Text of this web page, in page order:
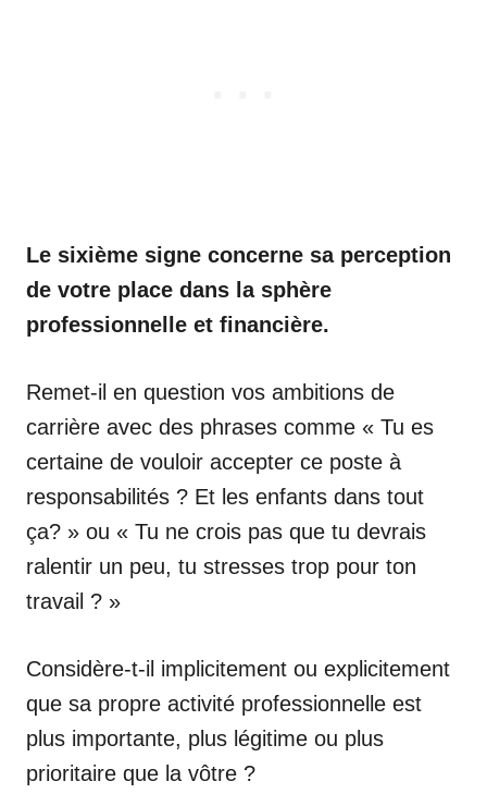
Le sixième signe concerne sa perception
de votre place dans la sphère
professionnelle et financière.
Remet-il en question vos ambitions de
carrière avec des phrases comme « Tu es
certaine de vouloir accepter ce poste à
responsabilités ? Et les enfants dans tout
ça? » ou « Tu ne crois pas que tu devrais
ralentir un peu, tu stresses trop pour ton
travail ? »
Considère-t-il implicitement ou explicitement
que sa propre activité professionnelle est
plus importante, plus légitime ou plus
prioritaire que la vôtre ?